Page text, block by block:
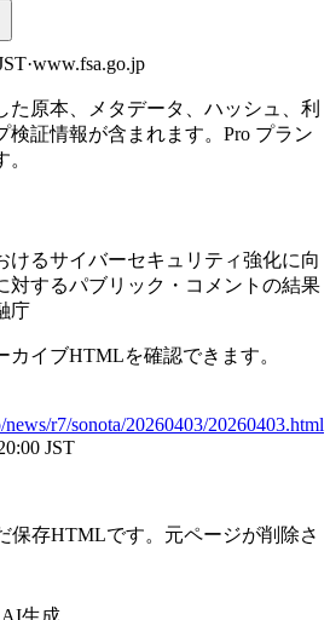
·www.fsa.go.jp
た原本、メタデータ、ハッシュ、利
検証情報が含まれます。Pro プラン
けるサイバーセキュリティ強化に向
対するパブリック・コメントの結果
庁
イブHTMLを確認できます。
r7/sonota/20260403/20260403.html
JST
保存HTMLです。元ページが削除さ
AI生成